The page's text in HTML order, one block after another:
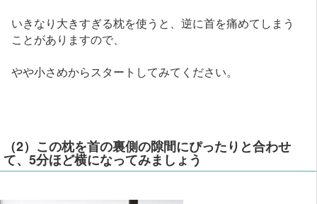
いきなり大きすぎる枕を使うと、逆に首を痛めてしまう
ことがありますので、
やや小さめからスタートしてみてください。
（2）この枕を首の裏側の隙間にぴったりと合わせ
て、5分ほど横になってみましょう